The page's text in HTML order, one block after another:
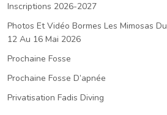
Inscriptions 2026-2027
Photos Et Vidéo Bormes Les Mimosas Du
12 Au 16 Mai 2026
Prochaine Fosse
Prochaine Fosse D’apnée
Privatisation Fadis Diving